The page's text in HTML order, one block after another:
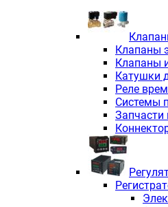
Клапаны
Клапаны
Катушки
Реле
Системы
Запчасти